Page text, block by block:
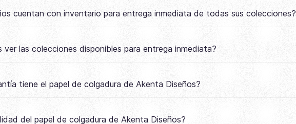
cuentan con inventario para entrega inmediata de todas sus colecciones?
ver las colecciones disponibles para entrega inmediata?
tiene el papel de colgadura de Akenta Diseños?
del papel de colgadura de Akenta Diseños?